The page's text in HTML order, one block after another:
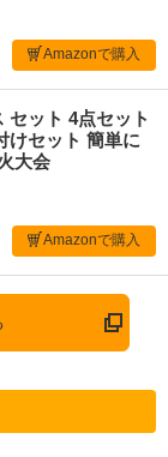
Amazonで購入
ット 4点セット
けセット 簡単に
大会
Amazonで購入